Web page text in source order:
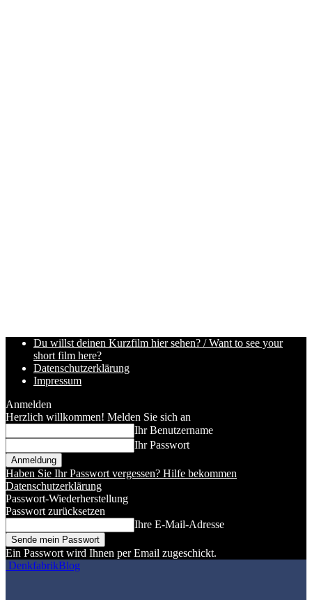
Du willst deinen Kurzfilm hier sehen? / Want to see your
short film here?
Datenschutzerklärung
Impressum
Anmelden
Herzlich willkommen! Melden Sie sich an
Ihr Benutzername
Ihr Passwort
Haben Sie Ihr Passwort vergessen? Hilfe bekommen
Datenschutzerklärung
Passwort-Wiederherstellung
Passwort zurücksetzen
Ihre E-Mail-Adresse
Ein Passwort wird Ihnen per Email zugeschickt.
DenkfabrikBlog